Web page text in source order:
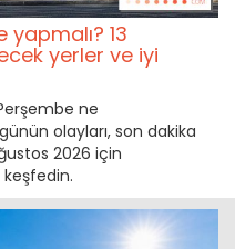
13
yerler ve iyi
ne
olayları, son dakika
2026 için
keşfedin.